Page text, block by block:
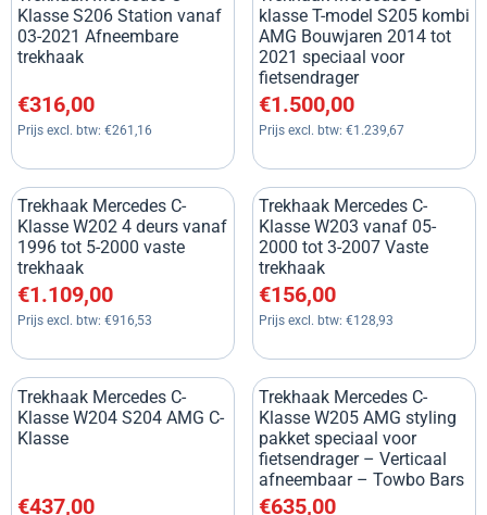
Klasse S206 Station vanaf
03-2021 Afneembare
trekhaak
Prijs: 316,00, exclusief btw: 261,16
€316,00
Prijs excl. btw: €261,16
klasse T-model S205 kombi
AMG Bouwjaren 2014 tot
2021 speciaal voor
fietsendrager
Prijs: 1 500,00, exclusief btw:
€1.500,00
Prijs excl. btw: €1.239,67
Trekhaak Mercedes C-
Klasse W202 4 deurs vanaf
1996 tot 5-2000 vaste
trekhaak
Prijs: 1 109,00, exclusief btw: 916,53
€1.109,00
Prijs excl. btw: €916,53
Trekhaak Mercedes C-
Klasse W203 vanaf 05-
2000 tot 3-2007 Vaste
trekhaak
Prijs: 156,00, exclusief btw:
€156,00
Prijs excl. btw: €128,93
Trekhaak Mercedes C-
Klasse W204 S204 AMG C-
Klasse
Prijs: 437,00, exclusief btw: 361,16
€437,00
Trekhaak Mercedes C-
Klasse W205 AMG styling
pakket speciaal voor
fietsendrager – Verticaal
afneembaar – Towbo Bars
Prijs: 635,00, exclusief btw:
€635,00